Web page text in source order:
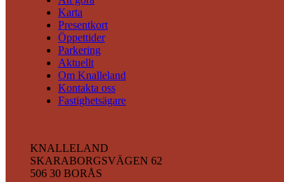
Karta
Presentkort
Öppettider
Parkering
Aktuellt
Om Knalleland
Kontakta oss
Fastighetsägare
KNALLELAND
SKARABORGSVÄGEN 62
506 30 BORÅS